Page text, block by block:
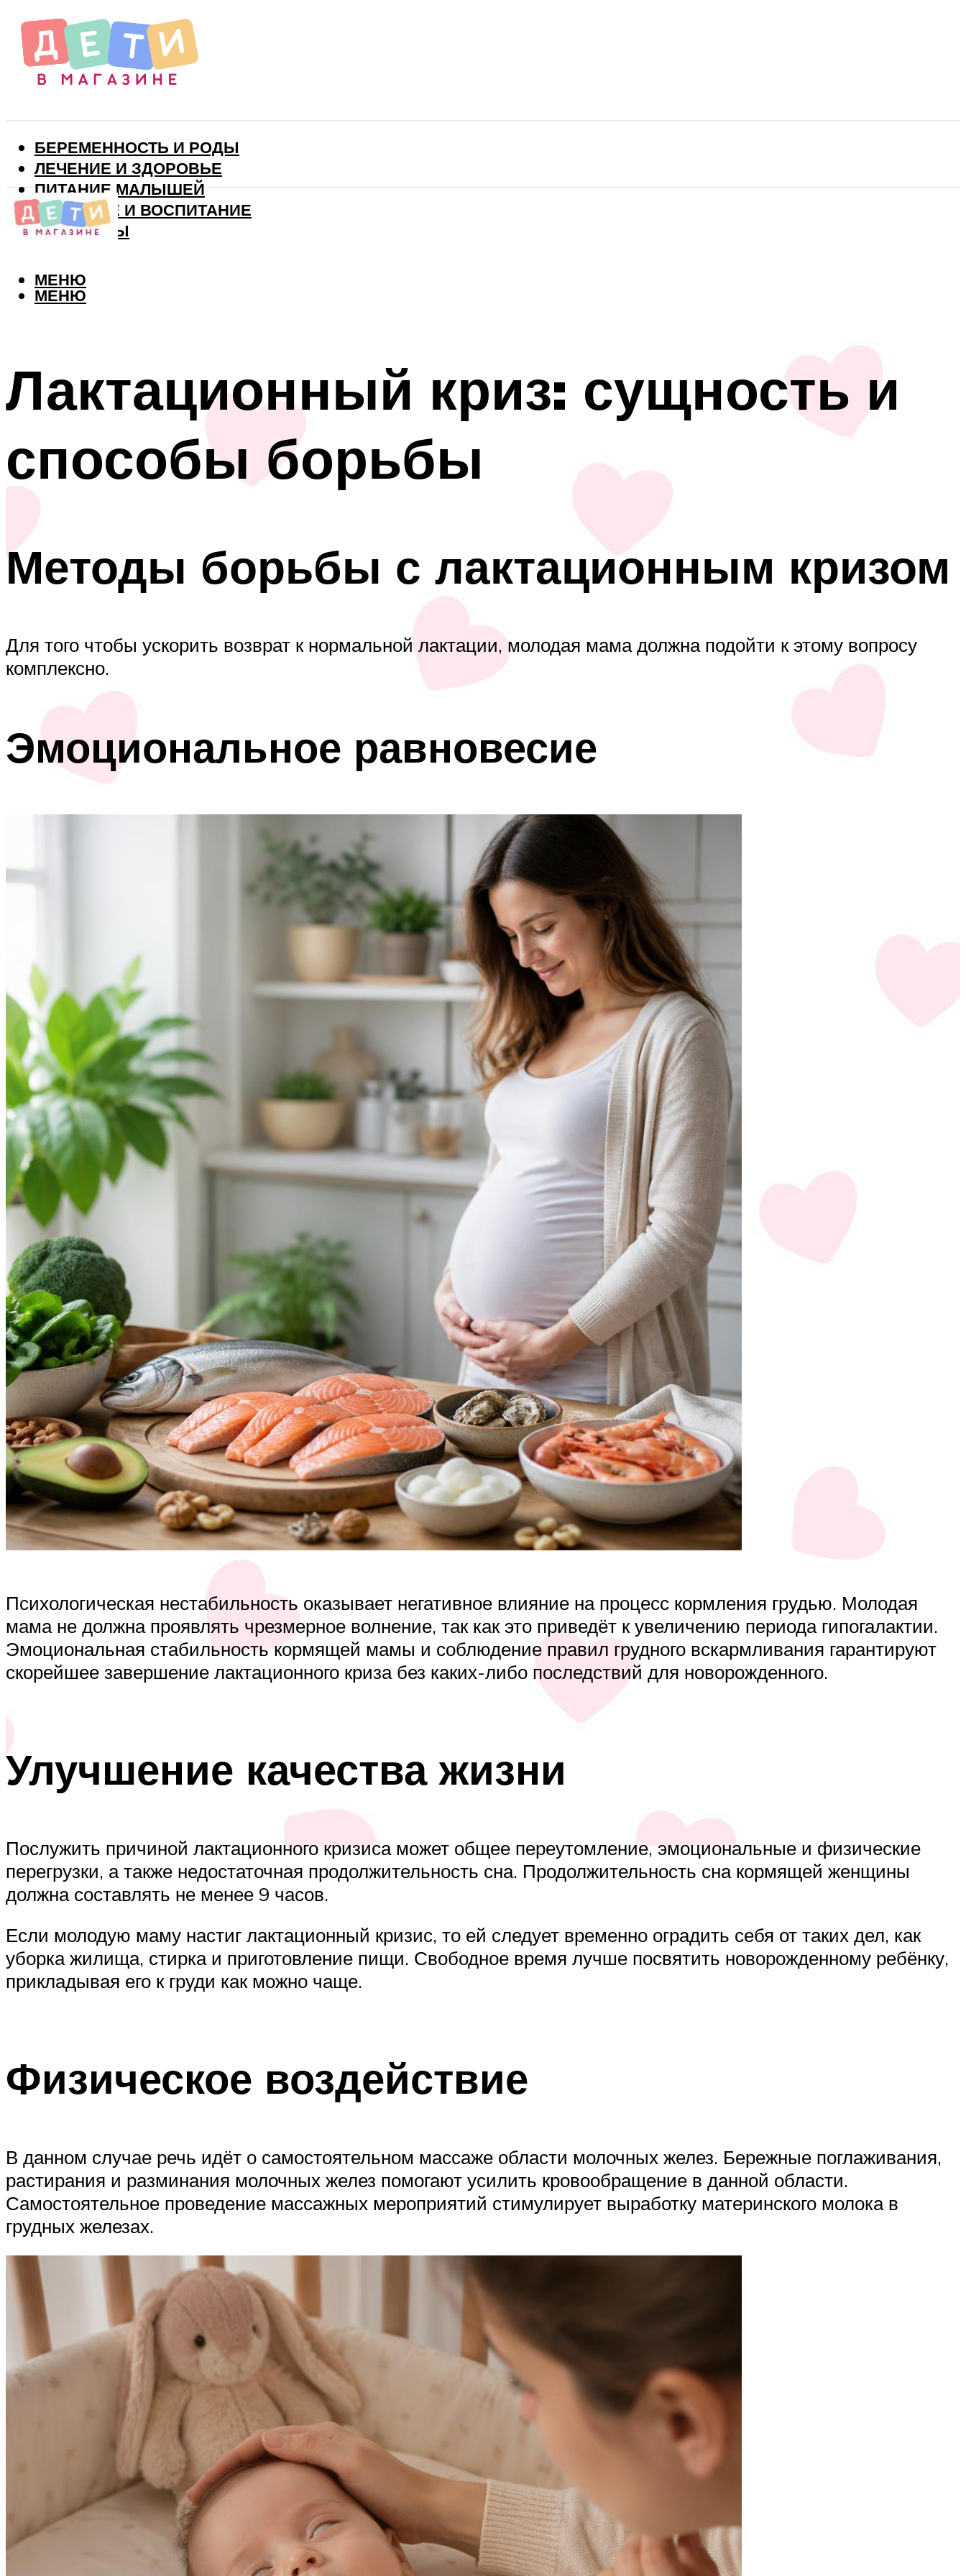
БЕРЕМЕННОСТЬ И РОДЫ
ЛЕЧЕНИЕ И ЗДОРОВЬЕ
ПИТАНИЕ МАЛЫШЕЙ
РАЗВИТИЕ И ВОСПИТАНИЕ
ВИТАМИНЫ
МЕНЮ
МЕНЮ
Лактационный криз: сущность и
способы борьбы
Методы борьбы с лактационным кризом
Для того чтобы ускорить возврат к нормальной лактации, молодая мама должна подойти к этому вопросу
комплексно.
Эмоциональное равновесие
Психологическая нестабильность оказывает негативное влияние на процесс кормления грудью. Молодая
мама не должна проявлять чрезмерное волнение, так как это приведёт к увеличению периода гипогалактии.
Эмоциональная стабильность кормящей мамы и соблюдение правил грудного вскармливания гарантируют
скорейшее завершение лактационного криза без каких-либо последствий для новорожденного.
Улучшение качества жизни
Послужить причиной лактационного кризиса может общее переутомление, эмоциональные и физические
перегрузки, а также недостаточная продолжительность сна. Продолжительность сна кормящей женщины
должна составлять не менее 9 часов.
Если молодую маму настиг лактационный кризис, то ей следует временно оградить себя от таких дел, как
уборка жилища, стирка и приготовление пищи. Свободное время лучше посвятить новорожденному ребёнку,
прикладывая его к груди как можно чаще.
Физическое воздействие
В данном случае речь идёт о самостоятельном массаже области молочных желез. Бережные поглаживания,
растирания и разминания молочных желез помогают усилить кровообращение в данной области.
Самостоятельное проведение массажных мероприятий стимулирует выработку материнского молока в
грудных железах.